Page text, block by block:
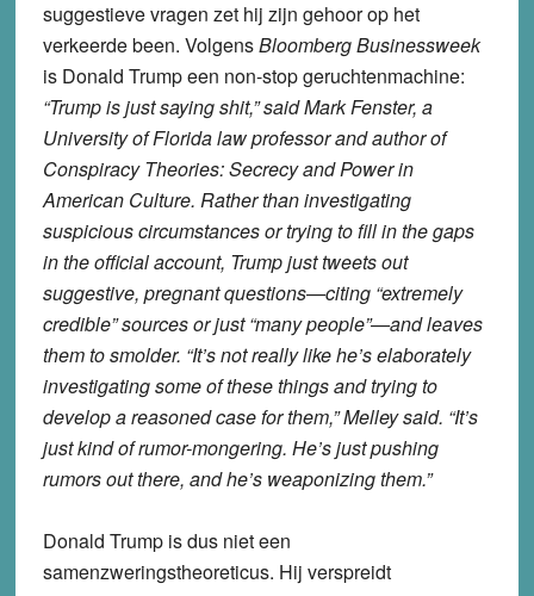
suggestieve vragen zet hij zijn gehoor op het
verkeerde been. VolgensBloomberg Businessweek
is Donald Trump een non-stop geruchtenmachine:
“Trump is just saying shit,” said Mark Fenster, a
University of Florida law professor and author of
Conspiracy Theories: Secrecy and Power in
American Culture. Rather than investigating
suspicious circumstances or trying to fill in the gaps
in the official account, Trump just tweets out
suggestive, pregnant questions—citing “extremely
credible” sources or just “many people”—and leaves
them to smolder. “It’s not really like he’s elaborately
investigating some of these things and trying to
develop a reasoned case for them,” Melley said. “It’s
just kind of rumor-mongering. He’s just pushing
rumors out there, and he’s weaponizing them.”
Donald Trump is dus niet een
samenzweringstheoreticus. Hij verspreidt